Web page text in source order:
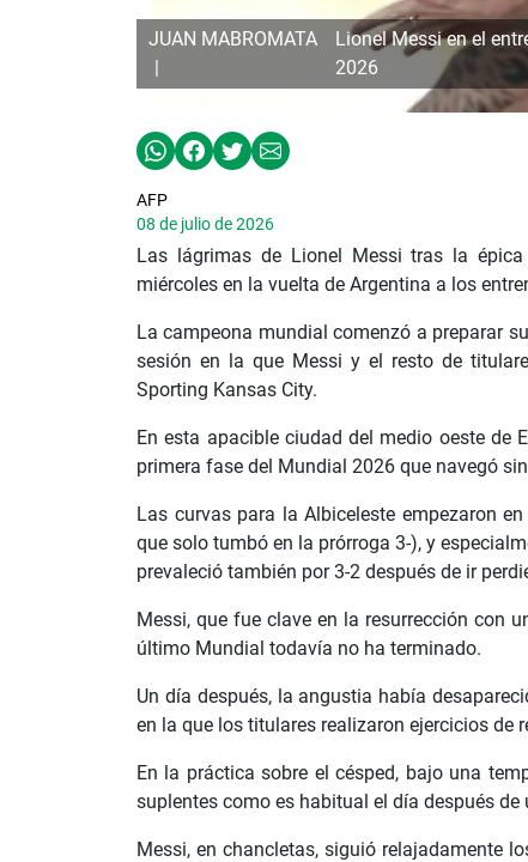
Lionel Messi en el
2026
JUAN MABROMATA
AFP
08 de julio de 2026
Las lágrimas de Lionel Messi tras la
miércoles en la vuelta de Argentina a los
La campeona mundial comenzó a preparar
sesión en la que Messi y el resto de
Sporting Kansas City.
En esta apacible ciudad del medio oeste de
primera fase del Mundial 2026 que navegó
Las curvas para la Albiceleste empezaron
que solo tumbó en la prórroga 3-), y
prevaleció también por 3-2 después de ir
Messi, que fue clave en la resurrección con
último Mundial todavía no ha terminado.
Un día después, la angustia había
en la que los titulares realizaron ejercicios de
En la práctica sobre el césped, bajo una
suplentes como es habitual el día después de
Messi, en chancletas, siguió relajadamente